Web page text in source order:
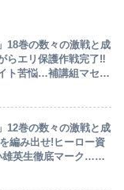
18巻の数々の激戦と成
らエリ保護作戦完了‼
ト苦悩…補講組マセガ
12巻の数々の激戦と成
編み出せ!ヒーロー資
雄英生徹底マーク…学